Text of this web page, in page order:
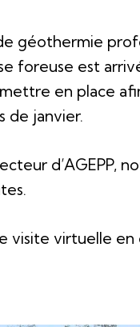
géothermie
foreuse est
en place
de janvier.
d’AGEPP,
visite virtuelle en